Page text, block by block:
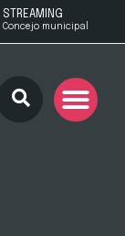
STREAMING
Concejo municipal